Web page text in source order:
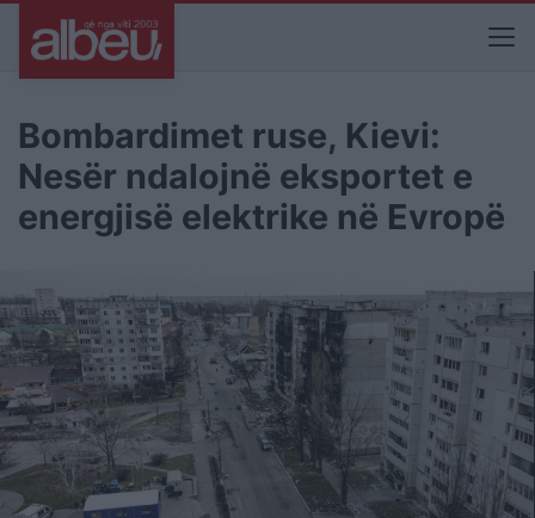
Bombardimet ruse, Kievi:
Nesër ndalojnë eksportet e
energjisë elektrike në Evropë